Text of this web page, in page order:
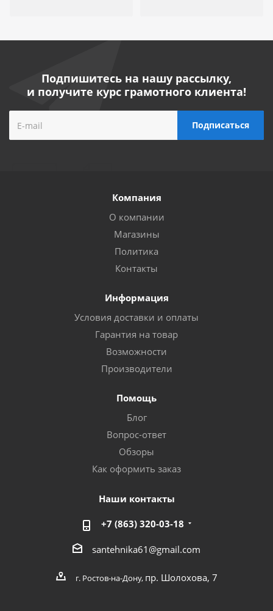
Подпишитесь на нашу рассылку,
и получите курс грамотного клиента!
Компания
О компании
Магазины
Политика
Контакты
Информация
Условия доставки и оплаты
Гарантия на товар
Возможности
Производители
Помощь
Блог
Вопрос-ответ
Обзоры
Как оформить заказ
Наши контакты
+7 (863) 320-03-18
santehnika61@gmail.com
г. Ростов-на-Дону, пр. Шолохова, 7